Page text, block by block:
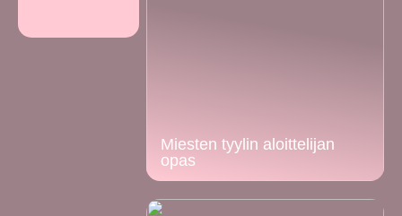
Miesten tyylin aloittelijan
opas